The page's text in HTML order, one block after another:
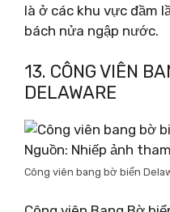
là ở các khu vực đầm
bách nửa ngập nước.
13. CÔNG VIÊN
DELAWARE
Nguồn: Nhiếp ảnh
Công viên bang bờ biển